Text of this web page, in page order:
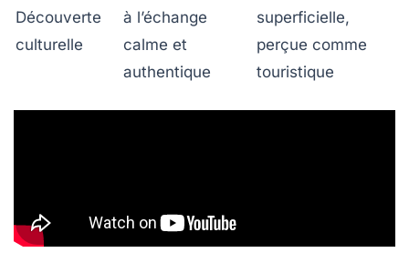
Découverte
culturelle
à l’échange
calme et
authentique
superficielle,
perçue comme
touristique